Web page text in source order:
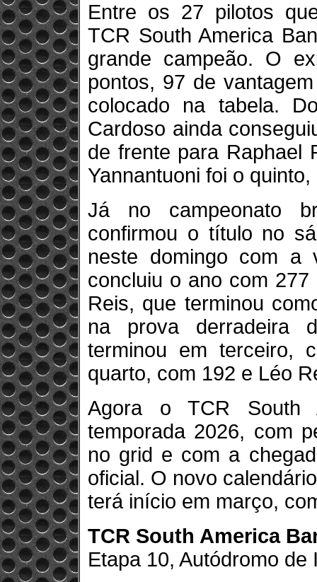
Entre os 27 pilotos
TCR South America
grande campeão. O
pontos, 97 de
colocado na tabela.
Cardoso ainda
de frente para Raphael
Yannantuoni foi o
Já no campeonato
confirmou o título no
neste domingo com a
concluiu o ano com
Reis, que terminou
na prova derradeira
terminou em terceiro,
quarto, com 192 e Léo
Agora o TCR South
temporada 2026, com
no grid e com a
oficial. O novo
terá início em março,
TCR South America
Etapa 10, Autódromo